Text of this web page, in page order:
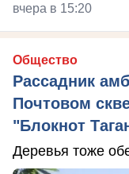
вчера в 15:20
Общество
Рассадник
Почтовом
"Блокнот
Деревья тоже